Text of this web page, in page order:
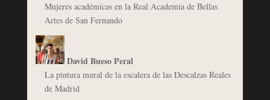
Mujeres académicas en la Real Academia de Bellas
Artes de San Fernando
David Bueso Peral
La pintura mural de la escalera de las Descalzas Reales
de Madrid